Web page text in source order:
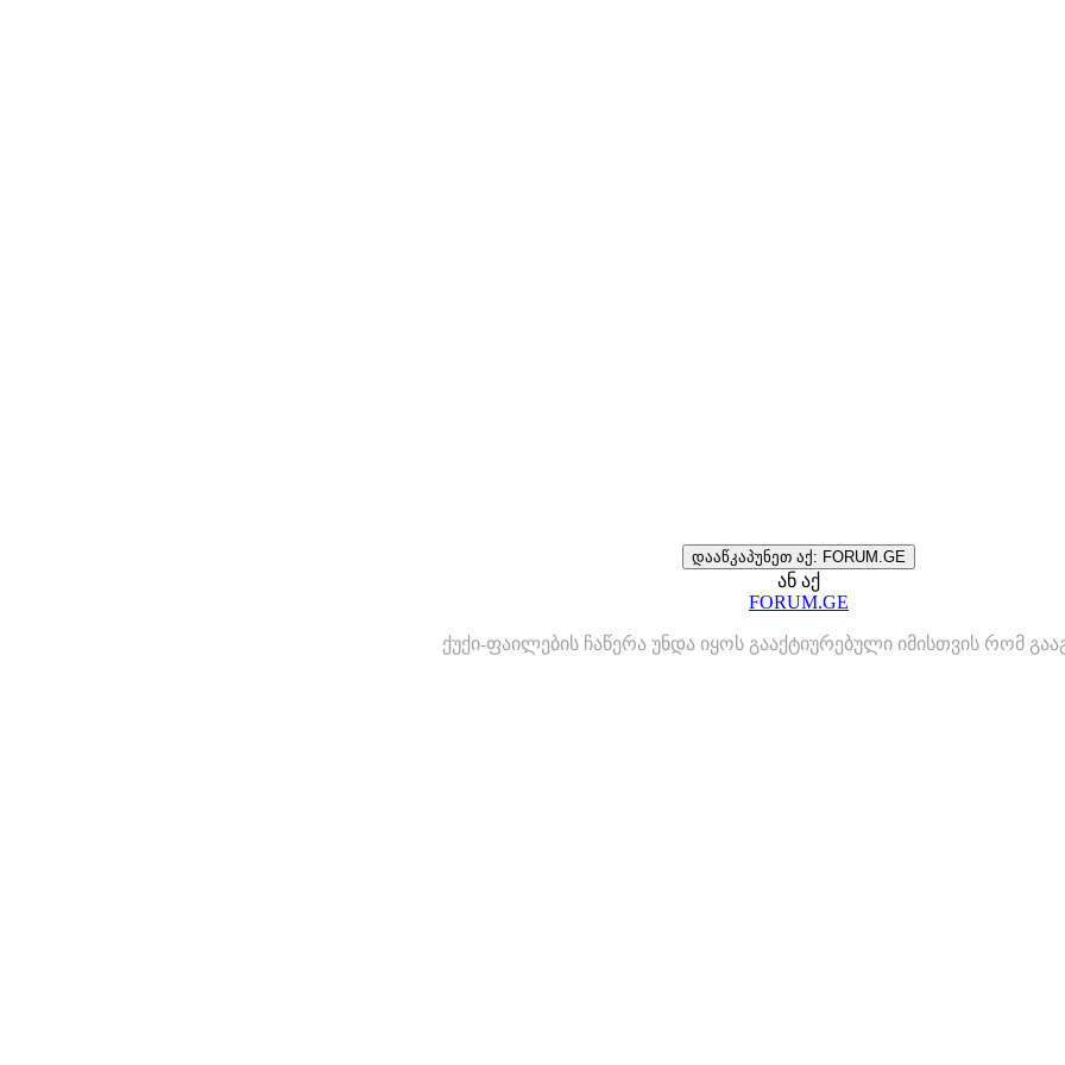
დააწკაპუნეთ აქ: FORUM.GE
ან აქ
FORUM.GE
ქუქი-ფაილების ჩაწერა უნდა იყოს გააქტიურებული იმისთვის რომ